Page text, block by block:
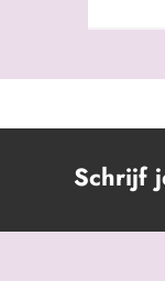
Schrijf